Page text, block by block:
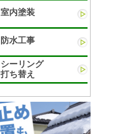
室内塗装
防水工事
シーリング
打ち替え